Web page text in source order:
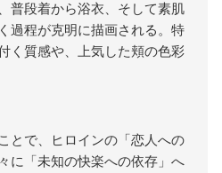
普段着から浴衣、そして素肌
過程が克明に描画される。特
く質感や、上気した頬の色彩
とで、ヒロインの「恋人への
に「未知の快楽への依存」へ